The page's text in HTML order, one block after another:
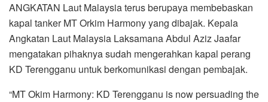
ANGKATAN Laut Malaysia terus berupaya membebaskan
kapal tanker MT Orkim Harmony yang dibajak. Kepala
Angkatan Laut Malaysia Laksamana Abdul Aziz Jaafar
mengatakan pihaknya sudah mengerahkan kapal perang
KD Terengganu untuk berkomunikasi dengan pembajak.
“MT Okim Harmony: KD Terengganu is now persuading the